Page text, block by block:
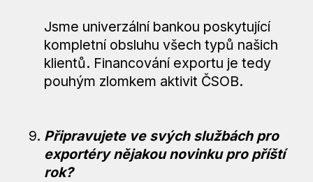
Jsme univerzální bankou poskytující
kompletní obsluhu všech typů našich
klientů. Financování exportu je tedy
pouhým zlomkem aktivit ČSOB.
Připravujete ve svých službách pro
exportéry nějakou novinku pro příští
rok?